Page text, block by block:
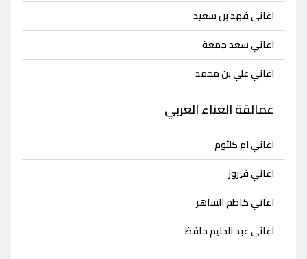
اغاني فهد بن سعيد
اغاني سعد جمعة
اغاني علي بن محمد
عمالقة الغناء العربي
اغاني ام كلثوم
اغاني فيروز
اغاني كاظم الساهر
اغاني عبد الحليم حافظ